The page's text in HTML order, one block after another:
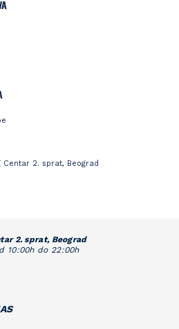
Centar 2. sprat, Beograd
2. sprat, Beograd
10:00h do 22:00h